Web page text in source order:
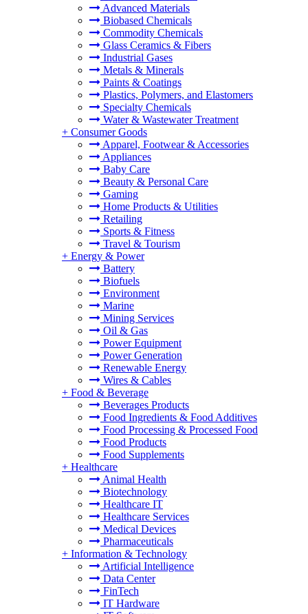
Advanced Materials
Biobased Chemicals
Commodity Chemicals
Glass Ceramics & Fibers
Industrial Gases
Metals & Minerals
Paints & Coatings
Plastics, Polymers, and Elastomers
Specialty Chemicals
Water & Wastewater Treatment
+ Consumer Goods
Apparel, Footwear & Accessories
Appliances
Baby Care
Beauty & Personal Care
Gaming
Home Products & Utilities
Retailing
Sports & Fitness
Travel & Tourism
+ Energy & Power
Battery
Biofuels
Environment
Marine
Mining Services
Oil & Gas
Power Equipment
Power Generation
Renewable Energy
Wires & Cables
+ Food & Beverage
Beverages Products
Food Ingredients & Food Additives
Food Processing & Processed Food
Food Products
Food Supplements
+ Healthcare
Animal Health
Biotechnology
Healthcare IT
Healthcare Services
Medical Devices
Pharmaceuticals
+ Information & Technology
Artificial Intelligence
Data Center
FinTech
IT Hardware